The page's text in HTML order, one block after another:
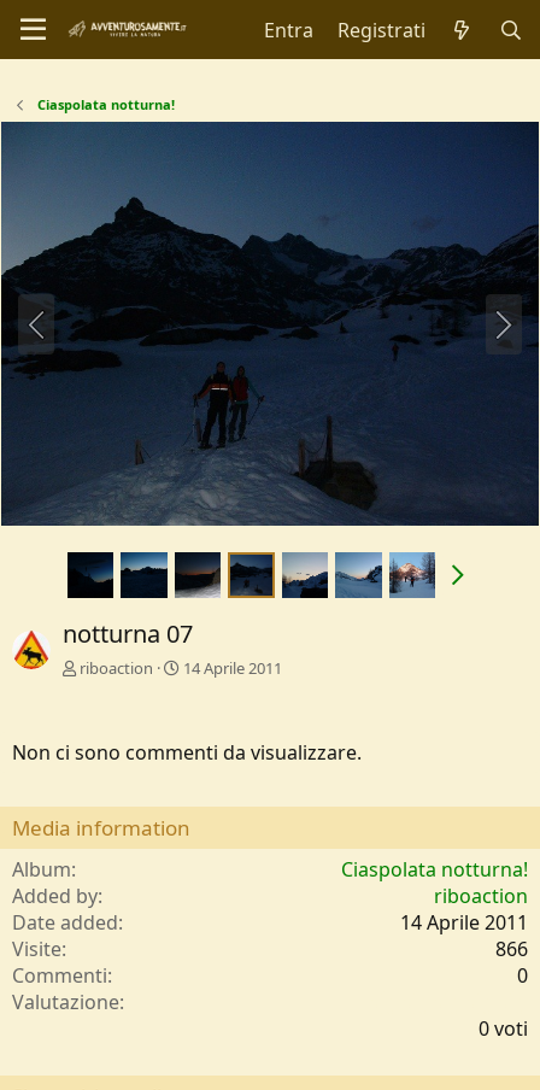
Entra Registrati
Ciaspolata notturna!
notturna 07
riboaction 14 Aprile 2011
Non ci sono commenti da visualizzare.
Media information
Album
Ciaspolata notturna!
Added by
riboaction
Date added
14 Aprile 2011
Visite
866
Commenti
0
Valutazione
0
0 voti